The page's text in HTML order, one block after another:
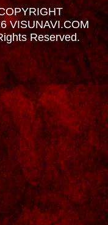
VISUNAVI.COM
Reserved.